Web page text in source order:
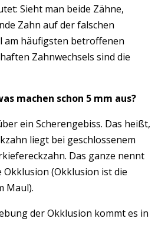
Sieht man beide Zähne,
Zahn auf der falschen
am häufigsten betroffenen
Zahnwechsels sind die
machen schon 5 mm aus?
ein Scherengebiss. Das heißt,
liegt bei geschlossenem
Das ganze nennt
Okklusion (Okklusion ist die
Maul).
der Okklusion kommt es in